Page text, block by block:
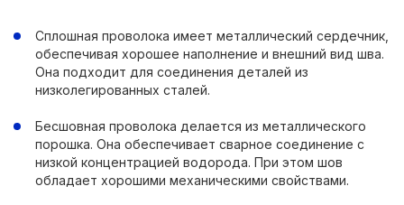
Сплошная проволока имеет металлический сердечник,
обеспечивая хорошее наполнение и внешний вид шва.
Она подходит для соединения деталей из
низколегированных сталей.
Бесшовная проволока делается из металлического
порошка. Она обеспечивает сварное соединение с
низкой концентрацией водорода. При этом шов
обладает хорошими механическими свойствами.